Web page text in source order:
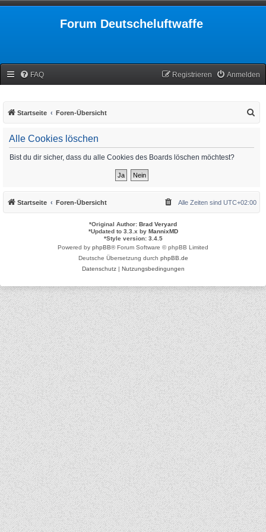
Forum Deutscheluftwaffe
FAQ Anmelden
Registrieren
Startseite Foren-Übersicht
Alle Cookies löschen
Bist du dir sicher, dass du alle Cookies des Boards löschen möchtest?
Startseite Foren-Übersicht Alle Zeiten sind UTC+02:00
*Original Author: Brad Veryard
*Updated to 3.3.x by MannixMD
*Style version: 3.4.5
Powered by phpBB® Forum Software © phpBB Limited
Deutsche Übersetzung durch phpBB.de
Datenschutz| Nutzungsbedingungen